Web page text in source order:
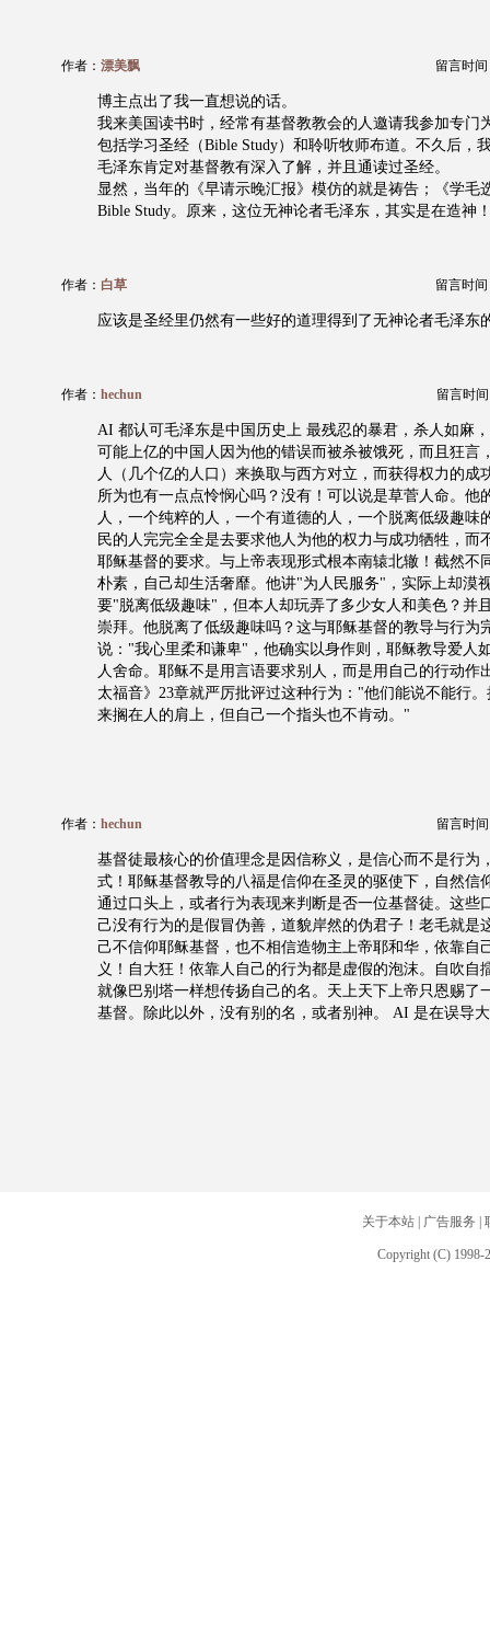
作者： 漂美飘 留言时间
博主点出了我一直想说的话。
我来美国读书时，经常有基督教教会的人邀请我参加专门
包括学习圣经（Bible Study）和聆听牧师布道。不久后，
毛泽东肯定对基督教有深入了解，并且通读过圣经。
显然，当年的《早请示晚汇报》模仿的就是祷告；《学毛
Bible Study。原来，这位无神论者毛泽东，其实是在造神
作者： 白草 留言时间
应该是圣经里仍然有一些好的道理得到了无神论者毛泽东
作者： hechun 留言时间
AI 都认可毛泽东是中国历史上 最残忍的暴君，杀人如麻
可能上亿的中国人因为他的错误而被杀被饿死，而且狂言
人（几个亿的人口）来换取与西方对立，而获得权力的成
所为也有一点点怜悯心吗？没有！可以说是草菅人命。他
人，一个纯粹的人，一个有道德的人，一个脱离低级趣味
民的人完完全全是去要求他人为他的权力与成功牺牲，而
耶稣基督的要求。与上帝表现形式根本南辕北辙！截然不
朴素，自己却生活奢靡。他讲"为人民服务"，实际上却漠
要"脱离低级趣味"，但本人却玩弄了多少女人和美色？并
崇拜。他脱离了低级趣味吗？这与耶稣基督的教导与行为
说："我心里柔和谦卑"，他确实以身作则，耶稣教导爱人
人舍命。耶稣不是用言语要求别人，而是用自己的行动作
太福音》23章就严厉批评过这种行为："他们能说不能行
来搁在人的肩上，但自己一个指头也不肯动。"
作者： hechun 留言时间
基督徒最核心的价值理念是因信称义，是信心而不是行为
式！耶稣基督教导的八福是信仰在圣灵的驱使下，自然信
通过口头上，或者行为表现来判断是否一位基督徒。这些
己没有行为的是假冒伪善，道貌岸然的伪君子！老毛就是
己不信仰耶稣基督，也不相信造物主上帝耶和华，依靠自
义！自大狂！依靠人自己的行为都是虚假的泡沫。自吹自
就像巴别塔一样想传扬自己的名。天上天下上帝只恩赐了
基督。除此以外，没有别的名，或者别神。 AI 是在误导
关于本站| 广告服务
Copyright (C) 1998-